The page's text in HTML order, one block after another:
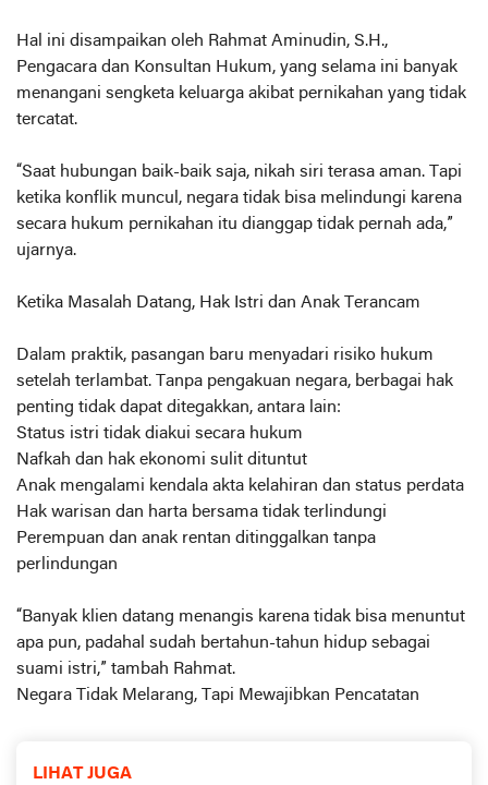
Hal ini disampaikan oleh Rahmat Aminudin, S.H.,
Pengacara dan Konsultan Hukum, yang selama ini banyak
menangani sengketa keluarga akibat pernikahan yang tidak
tercatat.
“Saat hubungan baik-baik saja, nikah siri terasa aman. Tapi
ketika konflik muncul, negara tidak bisa melindungi karena
secara hukum pernikahan itu dianggap tidak pernah ada,”
ujarnya.
Ketika Masalah Datang, Hak Istri dan Anak Terancam
Dalam praktik, pasangan baru menyadari risiko hukum
setelah terlambat. Tanpa pengakuan negara, berbagai hak
penting tidak dapat ditegakkan, antara lain:
Status istri tidak diakui secara hukum
Nafkah dan hak ekonomi sulit dituntut
Anak mengalami kendala akta kelahiran dan status perdata
Hak warisan dan harta bersama tidak terlindungi
Perempuan dan anak rentan ditinggalkan tanpa
perlindungan
“Banyak klien datang menangis karena tidak bisa menuntut
apa pun, padahal sudah bertahun-tahun hidup sebagai
suami istri,” tambah Rahmat.
Negara Tidak Melarang, Tapi Mewajibkan Pencatatan
LIHAT JUGA